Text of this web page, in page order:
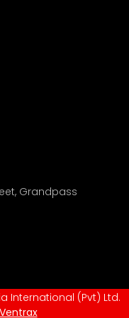
Grandpass
International (Pvt) Ltd.
Ventrax